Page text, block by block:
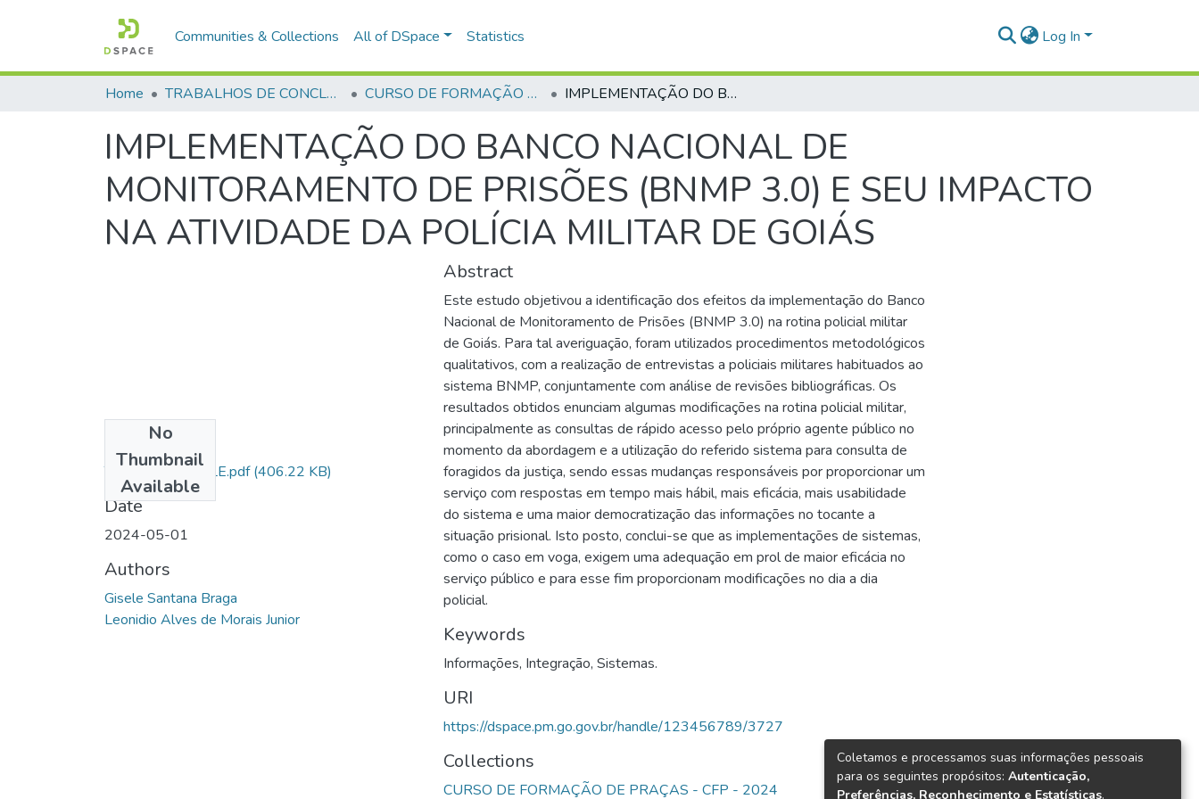
Communities & Collections All of DSpace Statistics Log In
Home TRABALHOS DE CONCLUSÃO DE CURSO - CFP (CURSO DE FORMAÇÃO DE PRAÇAS) CURSO DE FORMAÇÃO DE PRAÇAS - CFP - 2024 IMPLEMENTAÇÃO DO BANCO NACIONAL DE MONITORAMENTO DE PRISÕES (BNMP 3.0) E SEU IMPACTO NA ATIVIDADE DA POLÍCIA MILITAR DE GOIÁS
IMPLEMENTAÇÃO DO BANCO NACIONAL DE
MONITORAMENTO DE PRISÕES (BNMP 3.0) E SEU IMPACTO
NA ATIVIDADE DA POLÍCIA MILITAR DE GOIÁS
No
Thumbnail
Available
TCC AL SD GISELE.pdf(406.22 KB)
Date
2024-05-01
Authors
Gisele Santana Braga
Leonidio Alves de Morais Junior
Abstract
Este estudo objetivou a identificação dos efeitos da implementação do Banco
Nacional de Monitoramento de Prisões (BNMP 3.0) na rotina policial militar
de Goiás. Para tal averiguação, foram utilizados procedimentos metodológicos
qualitativos, com a realização de entrevistas a policiais militares habituados ao
sistema BNMP, conjuntamente com análise de revisões bibliográficas. Os
resultados obtidos enunciam algumas modificações na rotina policial militar,
principalmente as consultas de rápido acesso pelo próprio agente público no
momento da abordagem e a utilização do referido sistema para consulta de
foragidos da justiça, sendo essas mudanças responsáveis por proporcionar um
serviço com respostas em tempo mais hábil, mais eficácia, mais usabilidade
do sistema e uma maior democratização das informações no tocante a
situação prisional. Isto posto, conclui-se que as implementações de sistemas,
como o caso em voga, exigem uma adequação em prol de maior eficácia no
serviço público e para esse fim proporcionam modificações no dia a dia
policial.
Keywords
Informações, Integração, Sistemas.
URI
https://dspace.pm.go.gov.br/handle/123456789/3727
Collections
CURSO DE FORMAÇÃO DE PRAÇAS - CFP - 2024
Coletamos e processamos suas informações pessoais
para os seguintes propósitos: Autenticação,
Preferências, Reconhecimento e Estatísticas.